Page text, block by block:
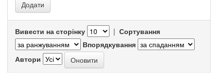
Вивести на сторінку | Сортування
Впорядкування
Автори